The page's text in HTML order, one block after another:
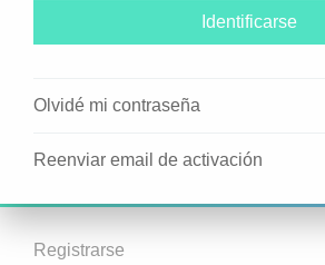
Olvidé mi contraseña
Reenviar email de activación
Registrarse